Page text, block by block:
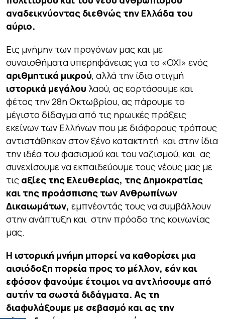
αναδεικνύοντας διεθνώς την Ελλάδα του
αύριο.
Εις μνήμην των προγόνων μας και με
συναισθήματα υπερηφάνειας για το «ΟΧΙ» ενός
αριθμητικά μικρού, αλλά την ίδια στιγμή
ιστορικά μεγάλου λαού, ας εορτάσουμε και
φέτος την 28η Οκτωβρίου, ας πάρουμε το
μέγιστο δίδαγμα από τις ηρωικές πράξεις
εκείνων των Ελλήνων που με διάφορους τρόπους
αντιστάθηκαν στον ξένο κατακτητή και στην ίδια
την ιδέα του φασισμού και του ναζισμού, και ας
συνεχίσουμε να εκπαιδεύουμε τους νέους μας με
τις αξίες της Ελευθερίας, της Δημοκρατίας
και της προάσπισης των Ανθρωπίνων
Δικαιωμάτων, εμπνέοντάς τους να συμβάλλουν
στην ανάπτυξη και στην πρόοδο της κοινωνίας
μας.
Η ιστορική μνήμη μπορεί να καθορίσει μια
αισιόδοξη πορεία προς το μέλλον, εάν και
εφόσον φανούμε έτοιμοι να αντλήσουμε από
αυτήν τα σωστά διδάγματα. Ας τη
διαφυλάξουμε με σεβασμό και ας την